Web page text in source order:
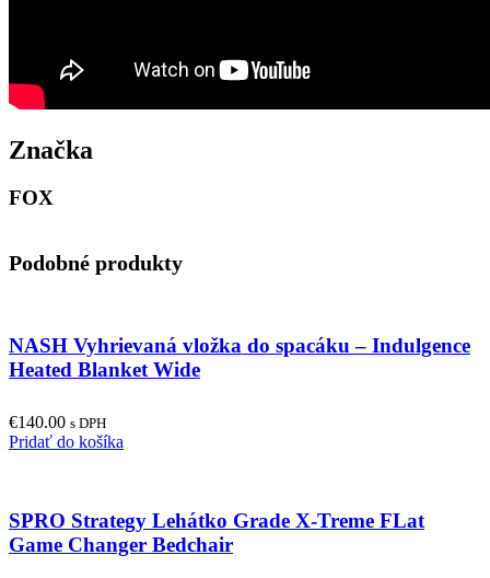
Značka
FOX
Podobné produkty
NASH Vyhrievaná vložka do spacáku – Indulgence
Heated Blanket Wide
€140.00 s DPH
Pridať do košíka
SPRO Strategy Lehátko Grade X-Treme FLat
Game Changer Bedchair